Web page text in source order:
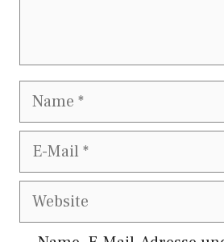
Name
E-
Website